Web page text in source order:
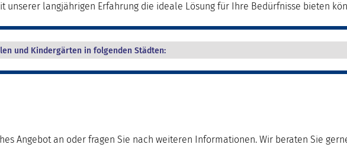
unserer langjährigen Erfahrung die ideale Lösung für Ihre Bedürfnisse bieten
und Kindergärten in folgenden Städten:
Angebot an oder fragen Sie nach weiteren Informationen. Wir beraten Sie